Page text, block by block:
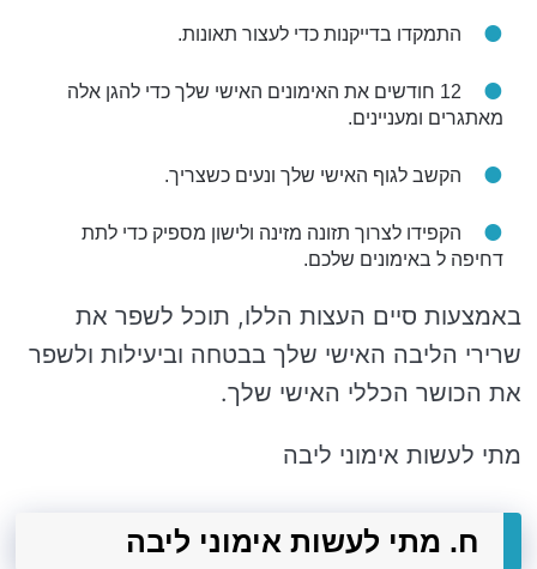
התמקדו בדייקנות כדי לעצור תאונות.
12 חודשים את האימונים האישי שלך כדי להגן אלה
מאתגרים ומעניינים.
הקשב לגוף האישי שלך ונעים כשצריך.
הקפידו לצרוך תזונה מזינה ולישון מספיק כדי לתת
דחיפה ל באימונים שלכם.
באמצעות סיים העצות הללו, תוכל לשפר את
שרירי הליבה האישי שלך בבטחה וביעילות ולשפר
את הכושר הכללי האישי שלך.
מתי לעשות אימוני ליבה
ח. מתי לעשות אימוני ליבה